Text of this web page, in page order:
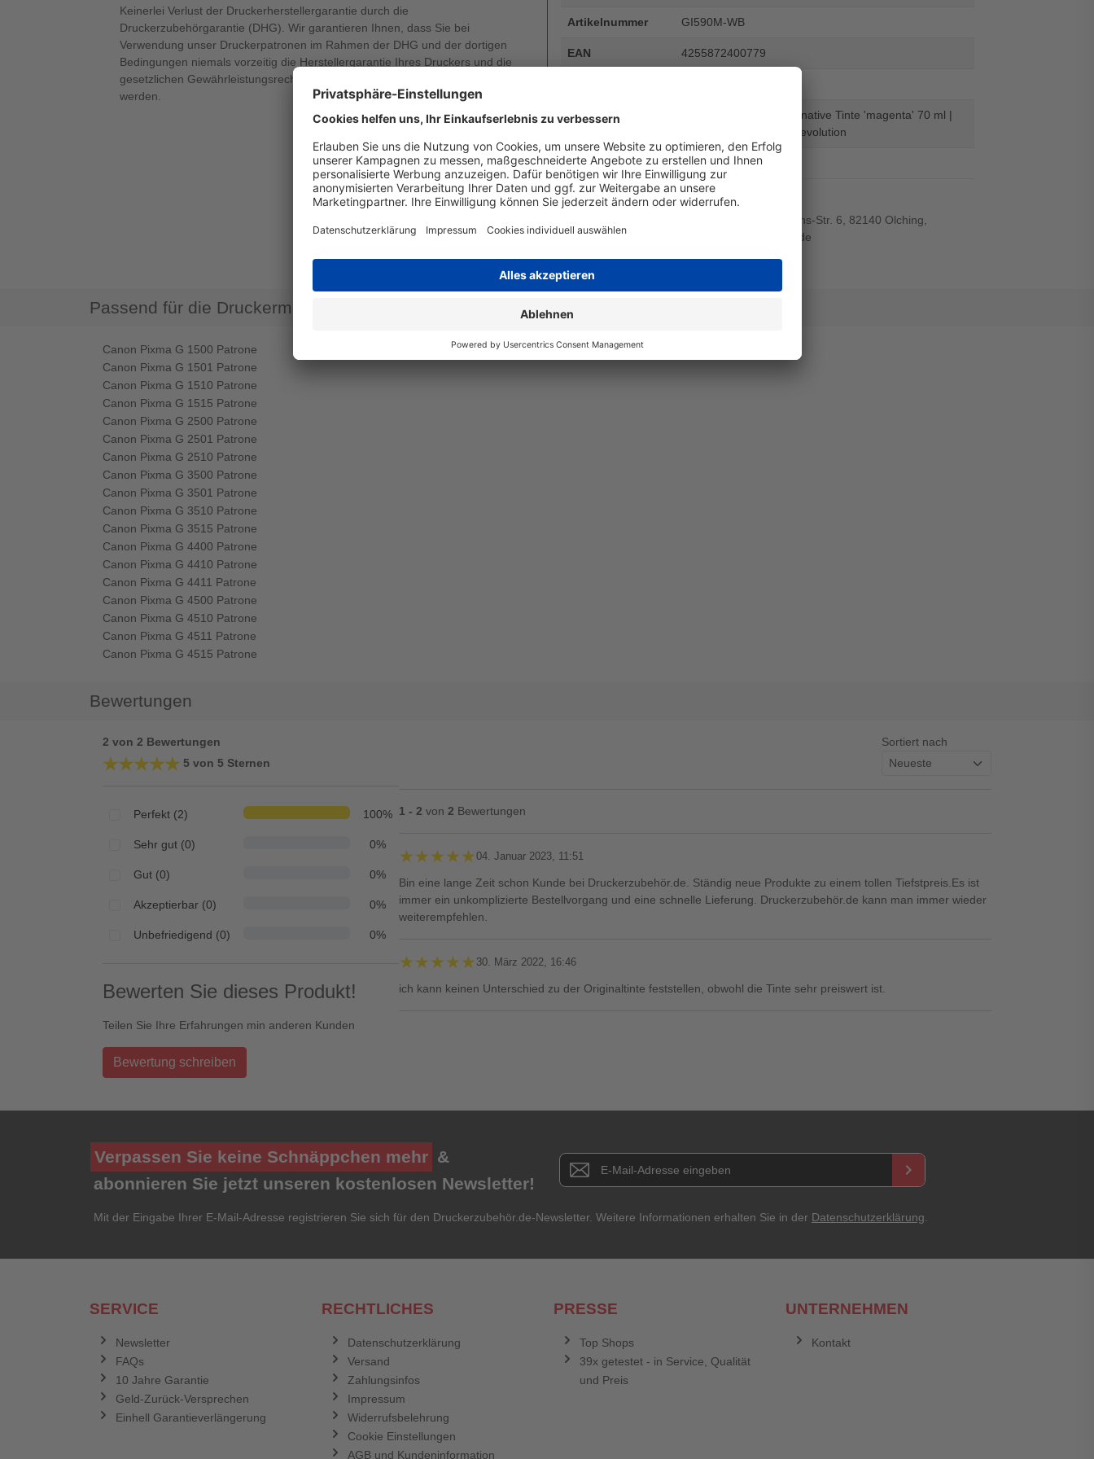
Keinerlei Verlust der Druckerherstellergarantie durch die
Druckerzubehörgarantie (DHG). Wir garantieren Ihnen, dass Sie bei
Verwendung unser Druckerpatronen im Rahmen der DHG und der dortigen
Bedingungen niemals vorzeitig die Herstellergarantie Ihres Druckers und die
gesetzlichen Gewährleistungsrechte verlieren oder diese auch nur gemindert
werden.
Artikelnummer GI590M-WB
EAN 4255872400779
Beschreibung
Canon GI-590 M - alternative Tinte 'magenta' 70 ml |
7.000 Seiten - Digital Revolution
Art kompatibel
Angaben zum Hersteller
Wiegand & Partner GmbH, Werner-von-Siemens-Str. 6, 82140 Olching,
Deutschland, E-Mail: service@wiegand-gmbh.de
Passend für die Druckermodelle
Canon Pixma G 1500 Patrone
Canon Pixma G 1501 Patrone
Canon Pixma G 1510 Patrone
Canon Pixma G 1515 Patrone
Canon Pixma G 2500 Patrone
Canon Pixma G 2501 Patrone
Canon Pixma G 2510 Patrone
Canon Pixma G 3500 Patrone
Canon Pixma G 3501 Patrone
Canon Pixma G 3510 Patrone
Canon Pixma G 3515 Patrone
Canon Pixma G 4400 Patrone
Canon Pixma G 4410 Patrone
Canon Pixma G 4411 Patrone
Canon Pixma G 4500 Patrone
Canon Pixma G 4510 Patrone
Canon Pixma G 4511 Patrone
Canon Pixma G 4515 Patrone
Bewertungen
2 von 2 Bewertungen
★★★★★
★★★★★ 5 von 5 Sternen
Perfekt (2) 100%
Sehr gut (0) 0%
Gut (0) 0%
Akzeptierbar (0) 0%
Unbefriedigend (0) 0%
Bewerten Sie dieses Produkt!
Teilen Sie Ihre Erfahrungen min anderen Kunden
Bewertung schreiben
Sortiert nach
1 - 2 von 2 Bewertungen
★★★★★
★★★★★04. Januar 2023, 11:51
Bin eine lange Zeit schon Kunde bei Druckerzubehör.de. Ständig neue Produkte zu einem tollen Tiefstpreis.Es ist
immer ein unkomplizierte Bestellvorgang und eine schnelle Lieferung. Druckerzubehör.de kann man immer wieder
weiterempfehlen.
★★★★★
★★★★★ 30. März 2022, 16:46
ich kann keinen Unterschied zu der Originaltinte feststellen, obwohl die Tinte sehr preiswert ist.
Ihre Erfahrungen**
Abbrechen Bewertung abschicken
Verpassen Sie keine Schnäppchen mehr &
abonnieren Sie jetzt unseren kostenlosen Newsletter!
Newsletter E-Mail Adresse keyboard_arrow_right
Mit der Eingabe Ihrer E-Mail-Adresse registrieren Sie sich für den Druckerzubehör.de-Newsletter. Weitere Informationen erhalten Sie in der Datenschutzerklärung
SERVICE
Newsletter
FAQs
10 Jahre Garantie
Geld-Zurück-Versprechen
Einhell Garantieverlängerung
RECHTLICHES
Datenschutzerklärung
Versand
Zahlungsinfos
Impressum
Widerrufsbelehrung
Cookie Einstellungen
AGB und Kundeninformation
PRESSE
Top Shops
39x getestet - in Service, Qualität
und Preis
UNTERNEHMEN
Kontakt